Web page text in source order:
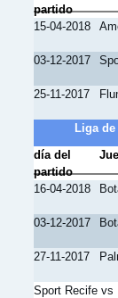
partido
15-04-2018
03-12-2017
25-11-2017
Liga
día del
partido
16-04-2018
03-12-2017
27-11-2017
Sport Recife vs